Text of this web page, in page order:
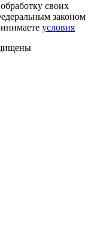
своих
законом
условия